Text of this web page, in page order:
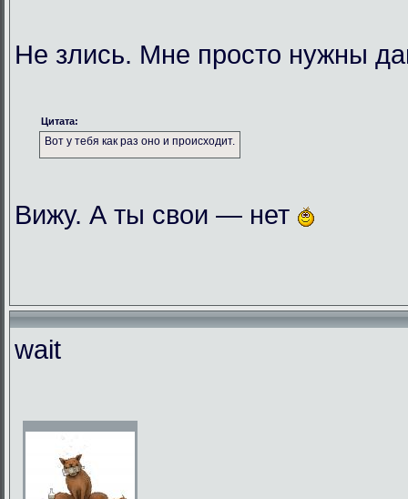
Не злись. Мне просто нужны
Цитата:
Вот у тебя как раз оно и происходит.
Вижу. А ты свои — нет
wait